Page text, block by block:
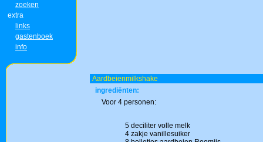
zoeken
extra
links
gastenboek
info
Aardbeienmilkshake
ingrediënten:
Voor 4 personen:
5 deciliter volle melk
4 zakje vanillesuiker